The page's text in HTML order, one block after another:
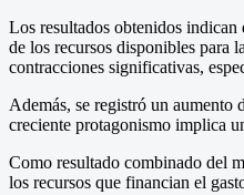
Los resultados obtenidos
de los recursos disponibles para
contracciones significativas,
Además, se registró un
creciente protagonismo implica
Como resultado combinado del
los recursos que financian el